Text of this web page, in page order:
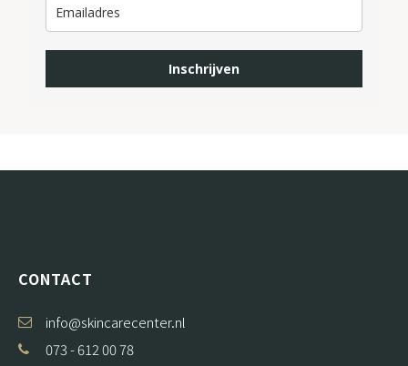
Inschrijven
CONTACT
info@skincarecenter.nl
073 - 612 00 78